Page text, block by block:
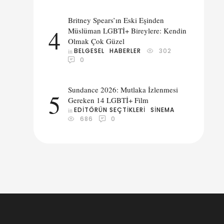
4
Britney Spears’ın Eski Eşinden
Müslüman LGBTİ+ Bireylere: Kendin
Olmak Çok Güzel
in BELGESEL HABERLER
302
0
5
Sundance 2026: Mutlaka İzlenmesi
Gereken 14 LGBTİ+ Film
in EDITÖRÜN SEÇTIKLERI
SINEMA
686
0